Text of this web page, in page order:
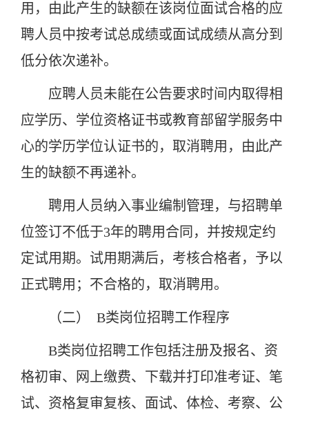
用，由此产生的缺额在该岗位面试合格的应
聘人员中按考试总成绩或面试成绩从高分到
低分依次递补。
应聘人员未能在公告要求时间内取得相
应学历、学位资格证书或教育部留学服务中
心的学历学位认证书的，取消聘用，由此产
生的缺额不再递补。
聘用人员纳入事业编制管理，与招聘单
位签订不低于3年的聘用合同，并按规定约
定试用期。试用期满后，考核合格者，予以
正式聘用；不合格的，取消聘用。
（二） B类岗位招聘工作程序
B类岗位招聘工作包括注册及报名、资
格初审、网上缴费、下载并打印准考证、笔
试、资格复审复核、面试、体检、考察、公